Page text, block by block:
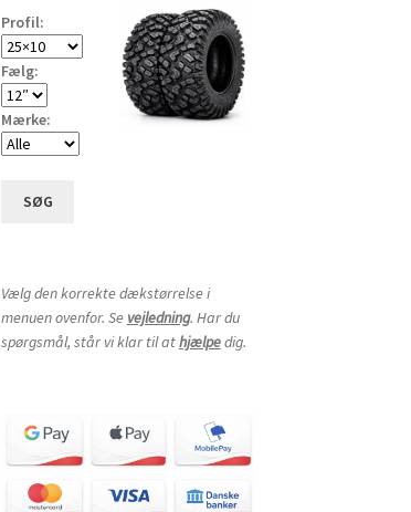
Profil:
Fælg:
Mærke:
SØG
Vælg den korrekte dækstørrelse i
menuen ovenfor. Se vejledning. Har du
spørgsmål, står vi klar til athjælpedig.